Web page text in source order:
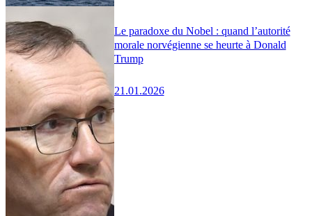
Le paradoxe du Nobel : quand l’autorité
morale norvégienne se heurte à Donald
Trump
21.01.2026